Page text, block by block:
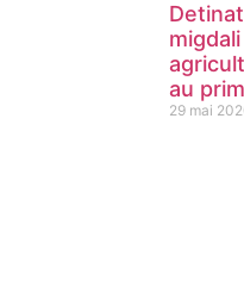
au
29 mai